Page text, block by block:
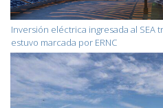
Inversión eléctrica ingresada al SEA
estuvo marcada por ERNC